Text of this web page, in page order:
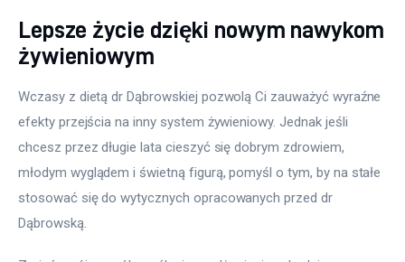
Lepsze życie dzięki nowym nawykom
żywieniowym
Wczasy z dietą dr Dąbrowskiej pozwolą Ci zauważyć wyraźne
efekty przejścia na inny system żywieniowy. Jednak jeśli
chcesz przez długie lata cieszyć się dobrym zdrowiem,
młodym wyglądem i świetną figurą, pomyśl o tym, by na stałe
stosować się do wytycznych opracowanych przed dr
Dąbrowską.